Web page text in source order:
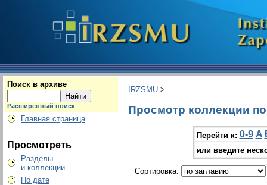
Поиск в архиве
Расширенный поиск
Главная страница
Просмотреть
Разделы
и коллекции
По дате
IRZSMU >
Просмотр коллекции
Перейти к: 0-9 A
или введите
Сортировка: